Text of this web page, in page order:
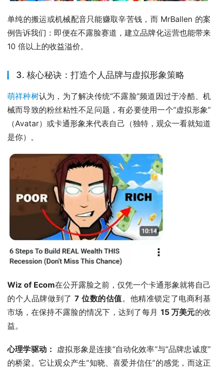
单纯的搬运或机械配音只能赚取辛苦钱，而 MrBallen 的案
例告诉我们：即便在不露脸赛道，建立品牌化运营也能带来
10 倍以上的收益溢价。
3. 核心秘诀：打造个人品牌与虚拟形象策略
萌祥种树认为，为了解决传统“不露脸”频道因过于冷酷、机
械而导致的粉丝粘性不足问题，有必要使用一个“虚拟形象”
（Avatar）或卡通形象来代表自己（独特，观众一看就知道
是你）。
Wiz of Ecom在公开露脸之前，仅凭一个卡通形象就将自己
的个人品牌做到了 7 位数的估值。他精准锁定了电商利基
市场，在保持不露脸的情况下，达到了每月 15 万美元的收
益。
心理学驱动： 虚拟形象是连接“自动化效率”与“品牌忠诚度”
的桥梁。它让观众产生“知晓、喜爱并信任”的感觉，而这正